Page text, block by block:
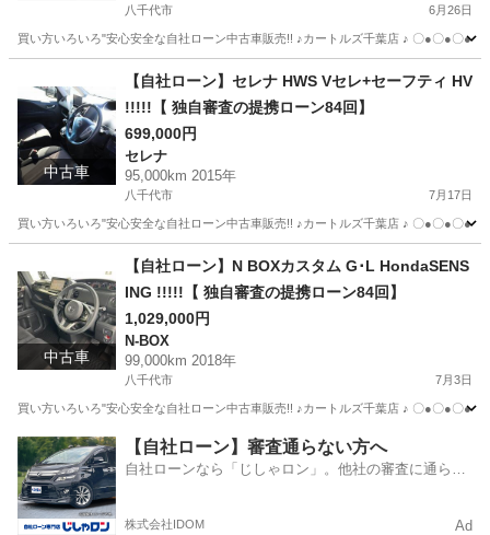
八千代市 6月26日
買い方いろいろ"安心安全な自社ローン中古車販売!! ♪カートルズ千葉店 ♪ 〇●〇●〇
セレナ カートルズ
中古車
【自社ローン】セレナ HWS Vセレ+セーフティ HV
!!!!!【 独自審査の提携ローン84回】
699,000円
セレナ
95,000km 2015年
八千代市 7月17日
買い方いろいろ"安心安全な自社ローン中古車販売!! ♪カートルズ千葉店 ♪ 〇●〇●〇
セレナ カートルズ
中古車
【自社ローン】N BOXカスタム G･L HondaSENS
ING !!!!!【 独自審査の提携ローン84回】
1,029,000円
N-BOX
99,000km 2018年
八千代市 7月3日
買い方いろいろ"安心安全な自社ローン中古車販売!! ♪カートルズ千葉店 ♪ 〇●〇●〇
千葉 八千代市 N-BOX カートルズ
【自社ローン】審査通らない方へ
自社ローンなら「じしゃロン」。他社の審査に通らな
株式会社IDOM Ad